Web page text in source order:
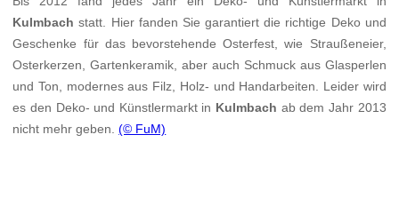
Kulmbach statt. Hier fanden Sie garantiert die richtige Deko und
Geschenke für das bevorstehende Osterfest, wie Straußeneier,
Osterkerzen, Gartenkeramik, aber auch Schmuck aus Glasperlen
und Ton, modernes aus Filz, Holz- und Handarbeiten. Leider wird
es den Deko- und Künstlermarkt in Kulmbach ab dem Jahr 2013
nicht mehr geben.(© FuM)